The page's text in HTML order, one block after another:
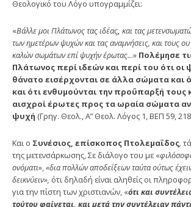
Θεολογικό του Λόγο υπογραμμίζει:
«Βάλλε μοι Πλάτωνος τας ιδέας, και τας
των ημετέρων ψυχών και τας αναμνή­σεις, και τους
καλών σωμάτων επί ψυ­χήν έρωτας...» Πολέμησε
Πλάτωνος περί ιδεών και περί του ότι οι
θάνατο εισέρχο­νται σε άλλα σώματα και
και ότι ενθυ­μούνται την προΰπαρξή τους
αισχροί έρωτες προς τα ωραία σώματα
ψυχή (Γρηγ. Θεολ., Α” Θεολ. Λόγος 1, ΒΕΠ 59,
Και ο Συνέσιος, επίσκοπος Πτολεμαΐδος,
της μετενσάρκωσης, Σε διάλογο του με «
ονόματι»,«δια πολλών αποδείξεων ταύτα ούτως
δεικνύειν», ότι δηλαδή είναι αληθείς οι
για την πίστη των χρι­στιανών, «ότι και
τούτου φαίνεται, και μετά την συντέλειαν